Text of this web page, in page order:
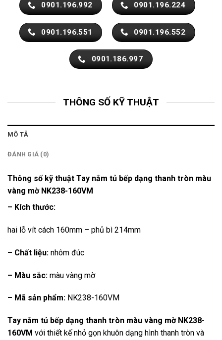
0901.196.992 0901.196.224
0901.196.551 0901.196.552
0901.186.997
THÔNG SỐ KỸ THUẬT
MÔ TẢ
ĐÁNH GIÁ (0)
Thông số kỹ thuật Tay nắm tủ bếp dạng thanh tròn màu
vàng mờ NK238-160VM
– Kích thước:
hai lỗ vít cách 160mm – phủ bì 214mm
– Chất liệu: nhôm đúc
– Màu sắc: màu vàng mờ
– Mã sản phẩm: NK238-160VM
Tay nắm tủ bếp dạng thanh tròn màu vàng mờ NK238-
160VM với thiết kế nhỏ gọn khuôn dạng hình thanh tròn và